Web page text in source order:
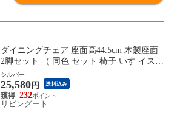
ダイニングチェア 座面高44.5cm 木製座面
2脚セット （ 同色 セット 椅子 いす イス
チェア スチール脚 完成品 ダイニング 背も
たれ おしゃれ インダストリアル調 ） 【シ
ルバー】
シルバー
25,580円 送料込み
232
リビングート